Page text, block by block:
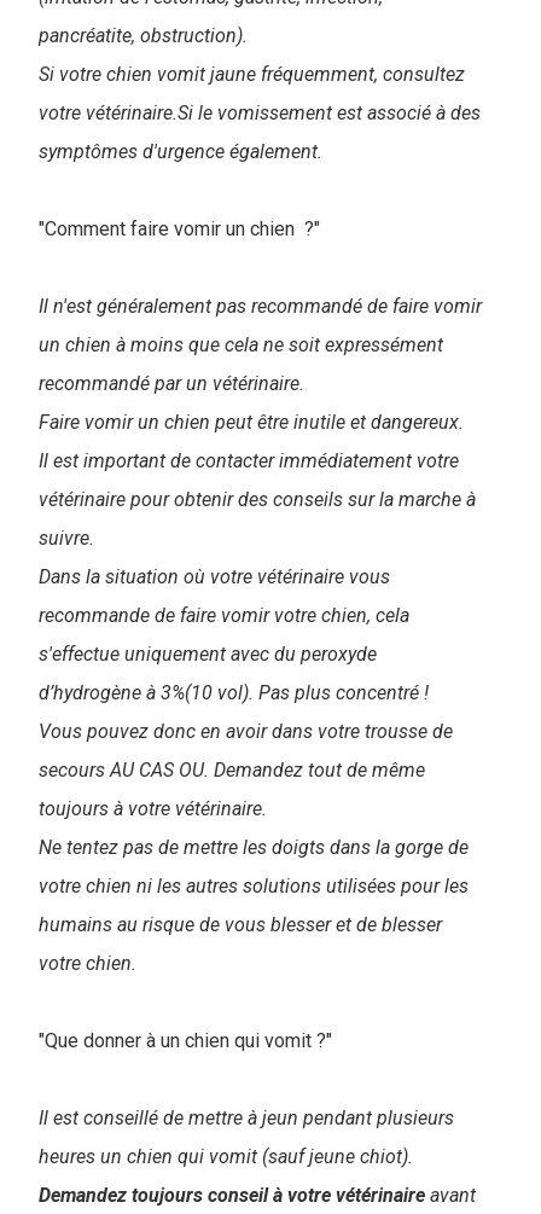
pancréatite, obstruction).
Si votre chien vomit jaune fréquemment, consultez
votre vétérinaire.Si le vomissement est associé à des
symptômes d'urgence également.
"Comment faire vomir un chien ?"
Il n'est généralement pas recommandé de faire vomir
un chien à moins que cela ne soit expressément
recommandé par un vétérinaire.
Faire vomir un chien peut être inutile et dangereux.
Il est important de contacter immédiatement votre
vétérinaire pour obtenir des conseils sur la marche à
suivre.
Dans la situation où votre vétérinaire vous
recommande de faire vomir votre chien, cela
s'effectue uniquement avec du peroxyde
d’hydrogène à 3%(10 vol). Pas plus concentré !
Vous pouvez donc en avoir dans votre trousse de
secours AU CAS OU. Demandez tout de même
toujours à votre vétérinaire.
Ne tentez pas de mettre les doigts dans la gorge de
votre chien ni les autres solutions utilisées pour les
humains au risque de vous blesser et de blesser
votre chien.
"Que donner à un chien qui vomit ?"
Il est conseillé de mettre à jeun pendant plusieurs
heures un chien qui vomit (sauf jeune chiot).
Demandez toujours conseil à votre vétérinaire avant